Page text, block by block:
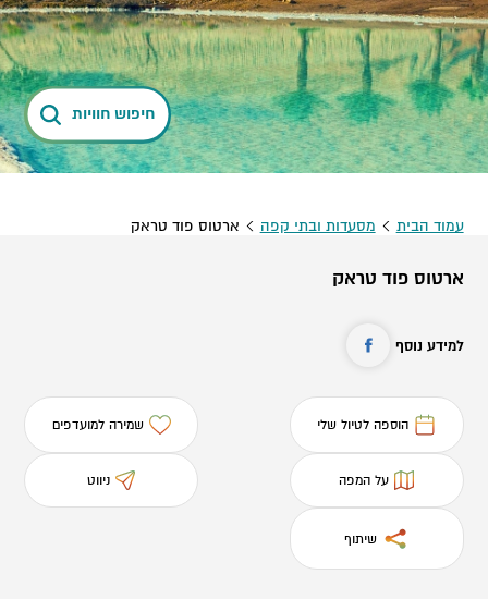
חיפוש חוויות
עמוד הבית מסעדות ובתי קפה ארטוס פוד טראק
ארטוס פוד טראק
למידע נוסף
הוספה לטיול שלי שמירה למועדפים
על המפה ניווט
שיתוף